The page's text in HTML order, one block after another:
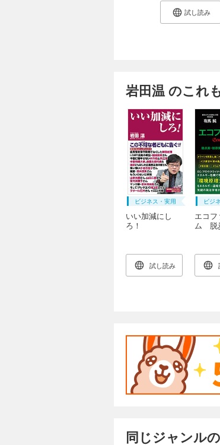
試し読み
岩田温 のこれ
ビジネス・実用
いい加減にし
ろ！
試し読み
ビジ
エコ
ム 脱
同じジャンル